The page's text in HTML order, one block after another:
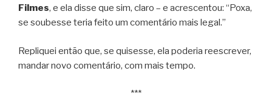
Filmes, e ela disse que sim, claro – e acrescentou: “Poxa,
se soubesse teria feito um comentário mais legal.”
Repliquei então que, se quisesse, ela poderia reescrever,
mandar novo comentário, com mais tempo.
***